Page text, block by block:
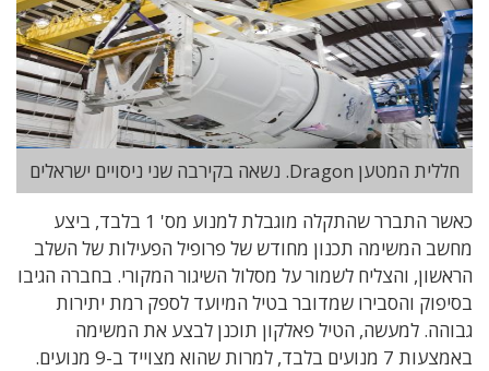
חללית המטען Dragon. נשאה בקירבה שני ניסויים ישראלים
כאשר התברר שהתקלה מוגבלת למנוע מס' 1 בלבד, ביצע
מחשב המשימה תכנון מחודש של פרופיל הפעילות של השלב
הראשון, והצליח לשמור על מסלול השיגור המקורי. בחברה הגיבו
בסיפוק והסבירו שמדובר בטיל המיועד לספק רמת יתירות
גבוהה. למעשה, הטיל פאלקון תוכנן לבצע את המשימה
באמצעות 7 מנועים בלבד, למרות שהוא מצוייד ב-9 מנועים.